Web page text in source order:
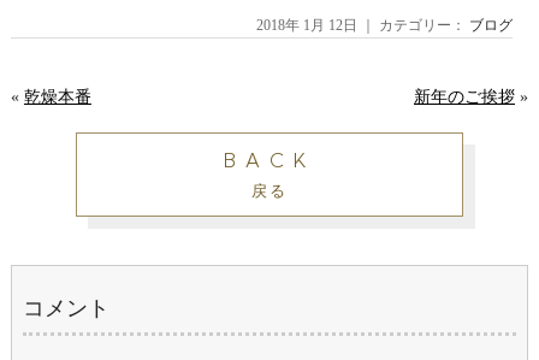
2018年 1月 12日 ｜ カテゴリー： ブログ
« 乾燥本番 新年のご挨拶 »
BACK
戻る
コメント